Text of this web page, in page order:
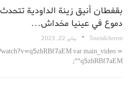
بقفطان أنيق زينة الداودية
دموع في عينيا مخداش…
TouriaIcherem يناير 22, 2023
var main_video =
"q5zhRBf7aEM";